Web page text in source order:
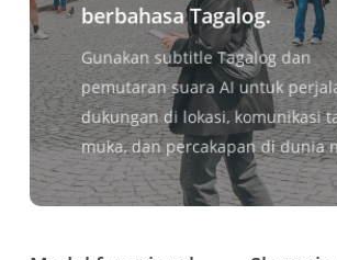
berbahasa Tagalog.
Gunakan subtitle Tagalog dan
pemutaran suara AI untuk
dukungan di lokasi, komunikasi
muka, dan percakapan di dunia